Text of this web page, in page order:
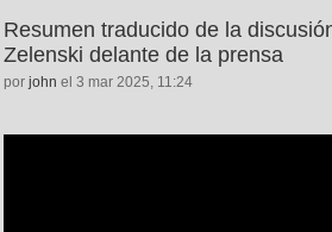
Resumen traducido de la
Zelenski delante de la prensa
por john el 3 mar 2025, 11:24